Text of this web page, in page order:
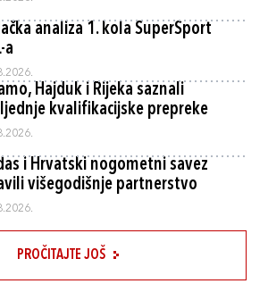
analiza 1. kola SuperSport
a
Hajduk i Rijeka saznali
kvalifikacijske prepreke
i Hrvatski nogometni savez
višegodišnje partnerstvo
PROČITAJTE JOŠ